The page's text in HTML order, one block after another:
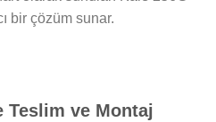
bir çözüm sunar.
Teslim ve Montaj